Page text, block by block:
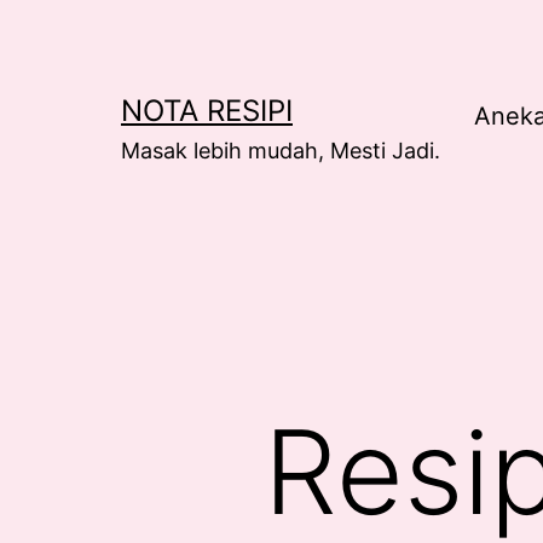
NOTA RESIPI
Masak lebih mudah, Mesti Jadi.